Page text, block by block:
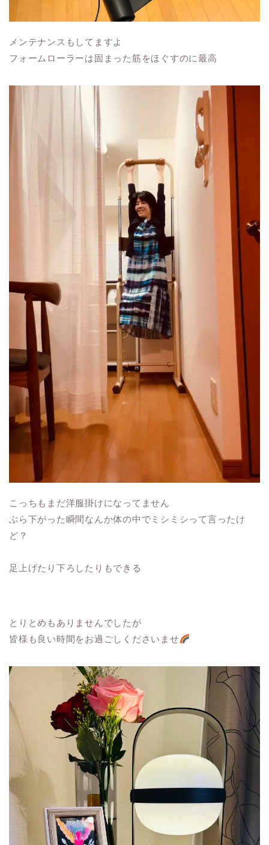
メンテナンスもしてますよ
フォームローラーは固まった筋をほぐすのに最高
こっちもまだ洋服掛けになってません
ぶら下がった瞬間なんか体の中でミシミシって言ったけ
ど？
足上げたり下ろしたりもできる
とりとめもありませんでしたが
皆様も良い時間をお過ごしくださいませ